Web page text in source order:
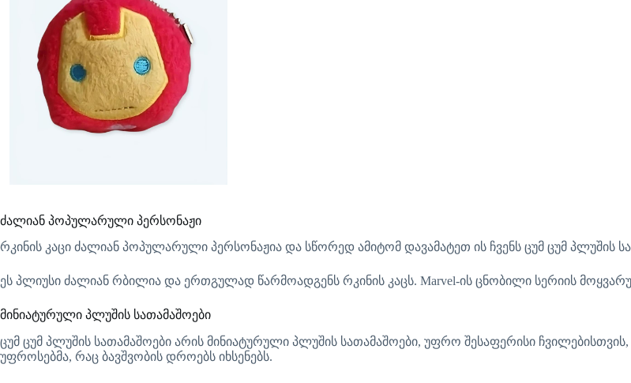
ძალიან პოპულარული პერსონაჟი
რკინის კაცი ძალიან პოპულარული პერსონაჟია და სწორედ ამიტომ დავამატეთ ის ჩვენს ცუმ ცუმ პლუშის
ეს პლიუსი ძალიან რბილია და ერთგულად წარმოადგენს რკინის კაცს. Marvel-ის ცნობილი სერიის
მინიატურული პლუშის სათამაშოები
ცუმ ცუმ პლუშის სათამაშოები არის მინიატურული პლუშის სათამაშოები, უფრო შესაფერისი
უფროსებმა, რაც ბავშვობის დროებს იხსენებს.